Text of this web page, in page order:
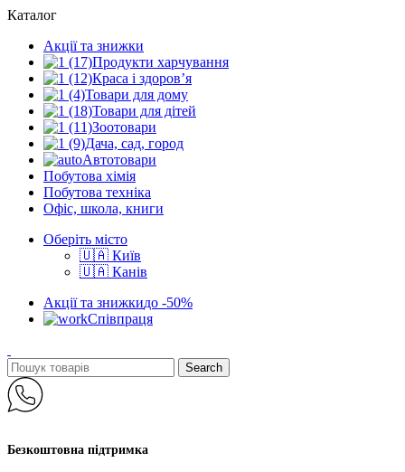
Каталог
Акції та знижки
Продукти харчування
Краса і здоров’я
Товари для дому
Товари для дітей
Зоотовари
Дача, сад, город
Автотовари
Побутова хімія
Побутова техніка
Офіс, школа, книги
Оберіть місто
🇺🇦 Київ
🇺🇦 Канів
Акції та знижкидо -50%
Співпраця
Search
Безкоштовна підтримка